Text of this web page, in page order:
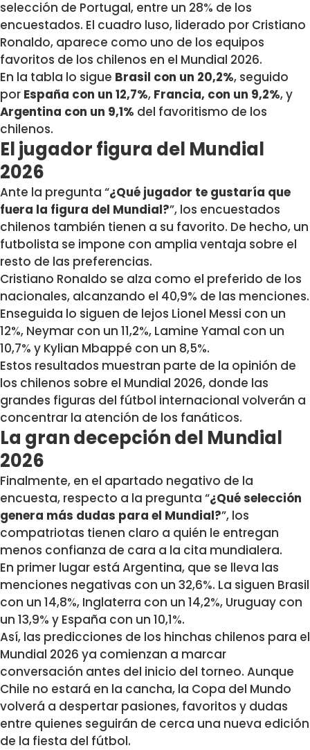
selección de Portugal, entre un 28% de los
encuestados. El cuadro luso, liderado por Cristiano
Ronaldo, aparece como uno de los equipos
favoritos de los chilenos en el Mundial 2026.
En la tabla lo sigue Brasil con un 20,2%, seguido
por España con un 12,7%, Francia, con un 9,2%, y
Argentina con un 9,1% del favoritismo de los
chilenos.
El jugador figura del Mundial
2026
Ante la pregunta “¿Qué jugador te gustaría que
fuera la figura del Mundial?”, los encuestados
chilenos también tienen a su favorito. De hecho, un
futbolista se impone con amplia ventaja sobre el
resto de las preferencias.
Cristiano Ronaldo se alza como el preferido de los
nacionales, alcanzando el 40,9% de las menciones.
Enseguida lo siguen de lejos Lionel Messi con un
12%, Neymar con un 11,2%, Lamine Yamal con un
10,7% y Kylian Mbappé con un 8,5%.
Estos resultados muestran parte de la opinión de
los chilenos sobre el Mundial 2026, donde las
grandes figuras del fútbol internacional volverán a
concentrar la atención de los fanáticos.
La gran decepción del Mundial
2026
Finalmente, en el apartado negativo de la
encuesta, respecto a la pregunta “¿Qué selección
genera más dudas para el Mundial?”, los
compatriotas tienen claro a quién le entregan
menos confianza de cara a la cita mundialera.
En primer lugar está Argentina, que se lleva las
menciones negativas con un 32,6%. La siguen Brasil
con un 14,8%, Inglaterra con un 14,2%, Uruguay con
un 13,9% y España con un 10,1%.
Así, las predicciones de los hinchas chilenos para el
Mundial 2026 ya comienzan a marcar
conversación antes del inicio del torneo. Aunque
Chile no estará en la cancha, la Copa del Mundo
volverá a despertar pasiones, favoritos y dudas
entre quienes seguirán de cerca una nueva edición
de la fiesta del fútbol.